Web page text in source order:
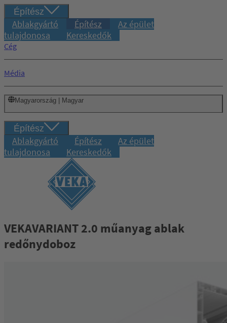
Építész
Ablakgyártó Építész
Az épület
tulajdonosa
Kereskedők
Cég
Média
Magyarország | Magyar
Építész
Ablakgyártó Építész
Az épület
tulajdonosa
Kereskedők
VEKAVARIANT 2.0 műanyag ablak
redőnydoboz